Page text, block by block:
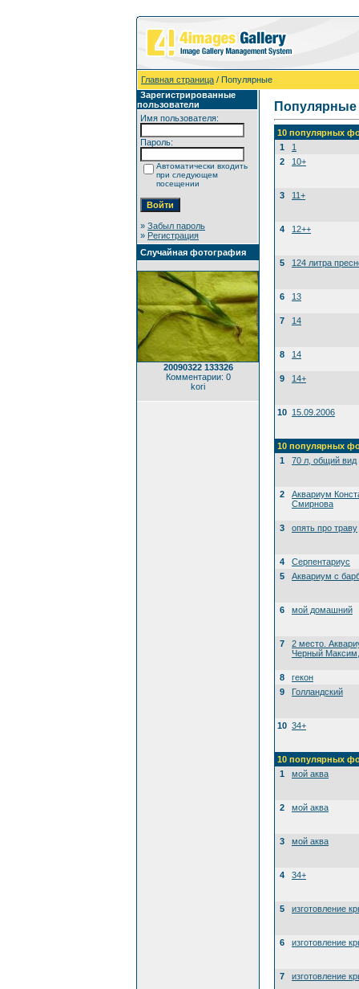
Главная страница / Популярные
Зарегистрированные
пользователи
Имя пользователя:
Пароль:
Автоматически входить
при следующем
посещении
» Забыл пароль
» Регистрация
Случайная фотография
20090322 133326
Комментарии: 0
kori
Популярные
10 популярных
1
1
2
10+
3 11+
4 12++
5 124 литра
6 13
7 14
8 14
9 14+
10 15.09.2006
10 популярных
1
70 л, общий вид
2
Аквариум
Смирнова
3 опять про траву
4
Серпентариус
5
Аквариум с
6 мой домашний
7
2 место.
Черный Максим,
8
гекон
9
Голландский
10 34+
10 популярных
1
мой аква
2 мой аква
3 мой аква
4 34+
5 изготовление
6 изготовление
7 изготовление